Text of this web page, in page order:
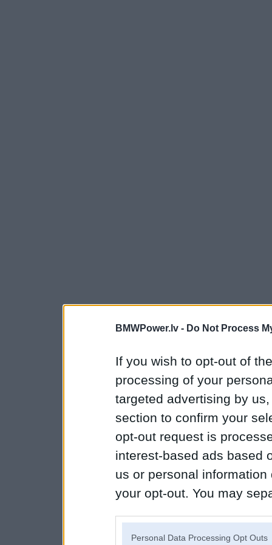
BMWPower.lv - Do Not Process
If you wish to opt-out of
processing of your
targeted advertising by
section to confirm your
opt-out request is
interest-based ads based
us or personal
your opt-out. You may
Personal Data Processing Opt Outs